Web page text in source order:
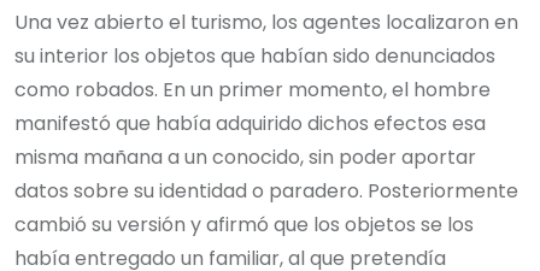
Una vez abierto el turismo, los agentes localizaron en
su interior los objetos que habían sido denunciados
como robados. En un primer momento, el hombre
manifestó que había adquirido dichos efectos esa
misma mañana a un conocido, sin poder aportar
datos sobre su identidad o paradero. Posteriormente
cambió su versión y afirmó que los objetos se los
había entregado un familiar, al que pretendía